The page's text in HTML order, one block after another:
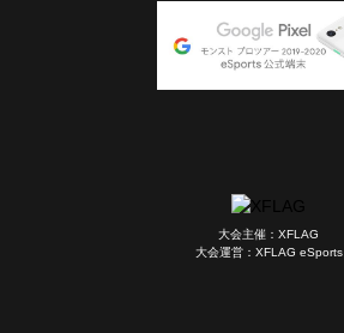
大会主催：XFLAG
大会運営：XFLAG eSports